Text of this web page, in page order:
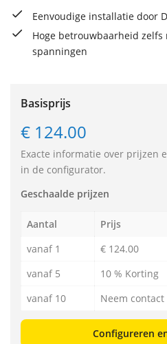
Eenvoudige installatie door
Hoge betrouwbaarheid
spanningen
Basisprijs
€ 124.00
Exacte informatie over prijzen
in de configurator.
Geschaalde prijzen
Aantal
Prijs
vanaf 1
€ 124.00
vanaf 5
10 % Korting
vanaf 10
Neem
Configureren